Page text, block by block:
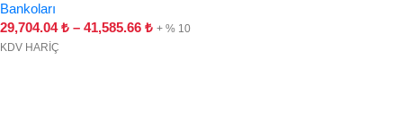
Bankoları
29,704.04₺ – 41,585.66 ₺ + % 10
KDV HARİÇ